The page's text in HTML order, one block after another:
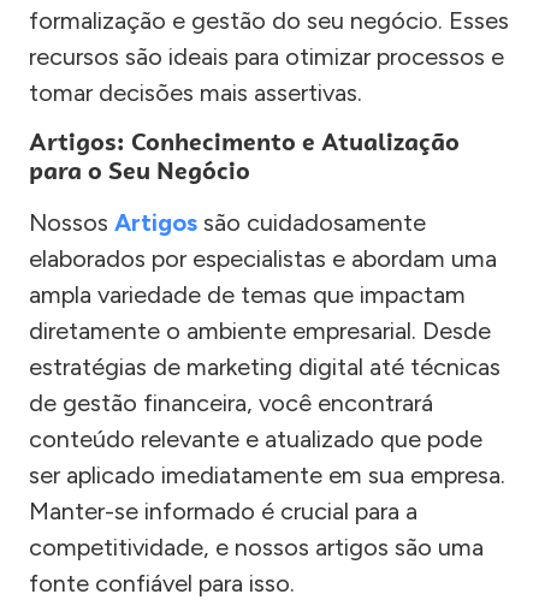
formalização e gestão do seu negócio. Esses
recursos são ideais para otimizar processos e
tomar decisões mais assertivas.
Artigos: Conhecimento e Atualização
para o Seu Negócio
Nossos Artigos são cuidadosamente
elaborados por especialistas e abordam uma
ampla variedade de temas que impactam
diretamente o ambiente empresarial. Desde
estratégias de marketing digital até técnicas
de gestão financeira, você encontrará
conteúdo relevante e atualizado que pode
ser aplicado imediatamente em sua empresa.
Manter-se informado é crucial para a
competitividade, e nossos artigos são uma
fonte confiável para isso.